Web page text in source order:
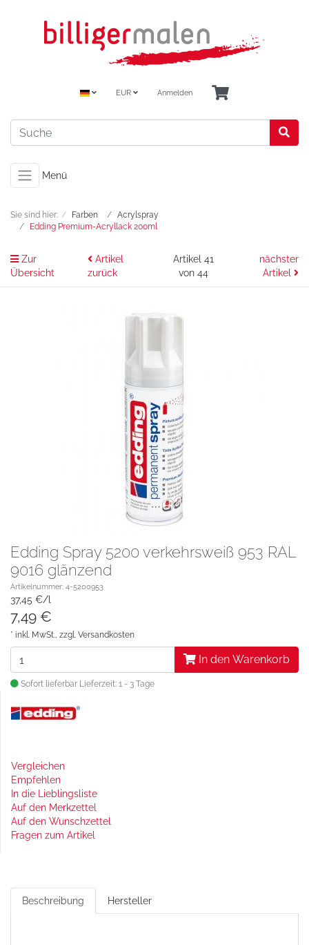
EUR Anmelden
Menü
Sie sind hier: Farben
Acrylspray
Edding Premium-Acryllack 200ml
Zur
Übersicht
Artikel
zurück
Artikel 41
von 44
nächster
Artikel
Edding Spray 5200 verkehrsweiß 953 RAL
9016 glänzend
Artikelnummer: 4-5200953
37,45 €/l
7,49 €
* inkl. MwSt., zzgl. Versandkosten
In den Warenkorb
Sofort lieferbar Lieferzeit: 1 - 3 Tage
Vergleichen
Empfehlen
In die Lieblingsliste
Auf den Merkzettel
Auf den Wunschzettel
Fragen zum Artikel
Beschreibung Hersteller